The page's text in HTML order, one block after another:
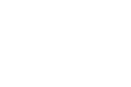
作为连接政府与企业、整合行业资
器械商会始终以"赋能产业发展、
命，精准把握行业发展趋势和企业
政策解读、专题分享、交流对接活
务合规专题沙龙，是商会助力会员